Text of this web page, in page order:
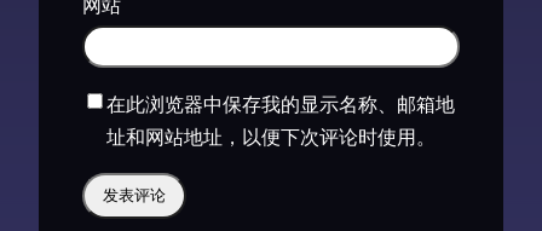
在此浏览器中保存我的显示名称、邮箱地
址和网站地址，以便下次评论时使用。